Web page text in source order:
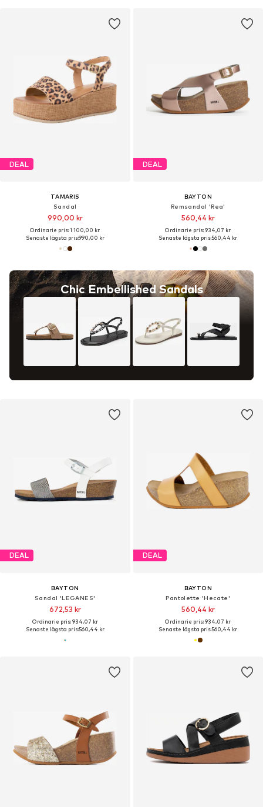
DEAL
TAMARIS
Sandal
990,00 kr
Ordinarie pris: 1 100,00 kr
Senaste lägsta pris:990,00 kr
Chic Embellished Sandals
DEAL
BAYTON
Remsandal 'Rea'
560,44 kr
Ordinarie pris: 934,07 kr
Senaste lägsta pris:560,44 kr
DEAL
BAYTON
Sandal 'LEGANES'
672,53 kr
Ordinarie pris: 934,07 kr
Senaste lägsta pris:560,44 kr
DEAL
BAYTON
Pantolette 'Hecate'
560,44 kr
Ordinarie pris: 934,07 kr
Senaste lägsta pris:560,44 kr